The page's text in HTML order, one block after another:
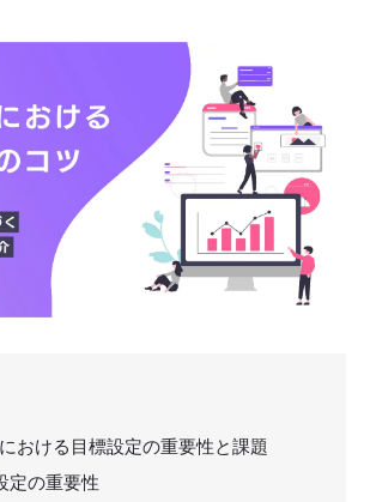
おける目標設定の重要性と課題
定の重要性